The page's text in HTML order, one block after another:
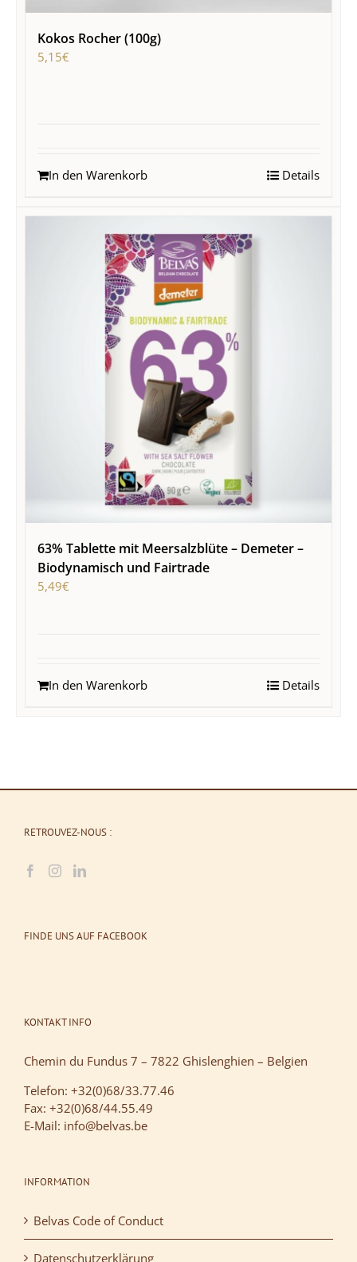
Kokos Rocher (100g)
5,15€
In den Warenkorb Details
63% Tablette mit Meersalzblüte – Demeter –
Biodynamisch und Fairtrade
5,49€
In den Warenkorb Details
RETROUVEZ-NOUS :
FINDE UNS AUF FACEBOOK
KONTAKT INFO
Chemin du Fundus 7 – 7822 Ghislenghien – Belgien
Telefon: +32(0)68/33.77.46
Fax: +32(0)68/44.55.49
E-Mail: info@belvas.be
INFORMATION
Belvas Code of Conduct
Datenschutzerklärung